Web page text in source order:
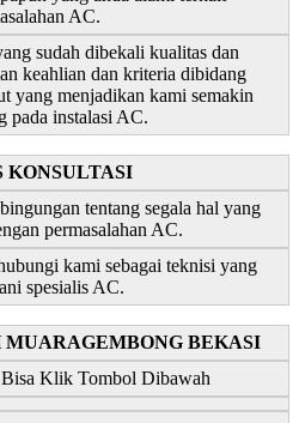
AC.
sudah dibekali kualitas dan
keahlian dan kriteria dibidang
yang menjadikan kami semakin
pada instalasi AC.
KONSULTASI
tentang segala hal yang
permasalahan AC.
kami sebagai teknisi yang
spesialis AC.
BEKASI
Klik Tombol Dibawah